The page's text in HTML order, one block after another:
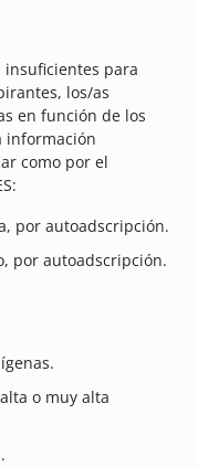
insuficientes para
los/as
en función de los
información
como por el
por autoadscripción.
por autoadscripción.
o muy alta